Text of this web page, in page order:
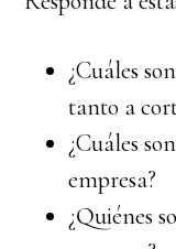
¿Cuáles
tanto a
¿Cuáles
empresa?
¿Quiénes